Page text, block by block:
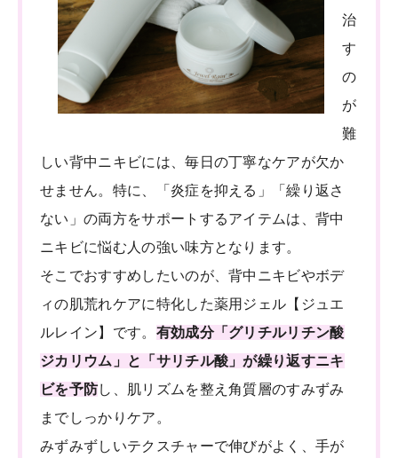
治
す
の
が
難
しい背中ニキビには、毎日の丁寧なケアが欠か
せません。特に、「炎症を抑える」「繰り返さ
ない」の両方をサポートするアイテムは、背中
ニキビに悩む人の強い味方となります。
そこでおすすめしたいのが、背中ニキビやボデ
ィの肌荒れケアに特化した薬用ジェル【ジュエ
ルレイン】です。 有効成分「グリチルリチン酸
ジカリウム」と「サリチル酸」が繰り返すニキ
ビを予防し、肌リズムを整え角質層のすみずみ
までしっかりケア。
みずみずしいテクスチャーで伸びがよく、手が